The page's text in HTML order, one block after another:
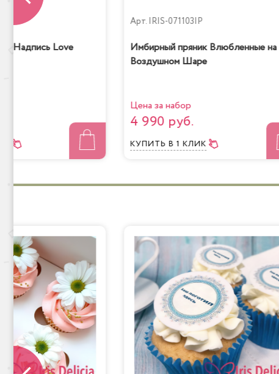
Надпись Love
Арт. IRIS-071103IP
Имбирный пряник Влюбленные на
Воздушном Шаре
Цена за набор
4 990 руб.
КУПИТЬВ 1 КЛИК